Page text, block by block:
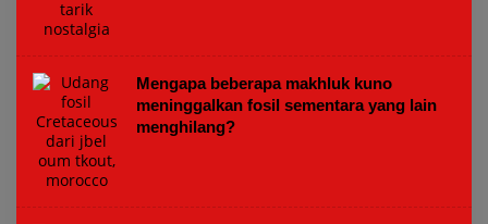
Mengapa beberapa makhluk kuno
meninggalkan fosil sementara yang lain
menghilang?